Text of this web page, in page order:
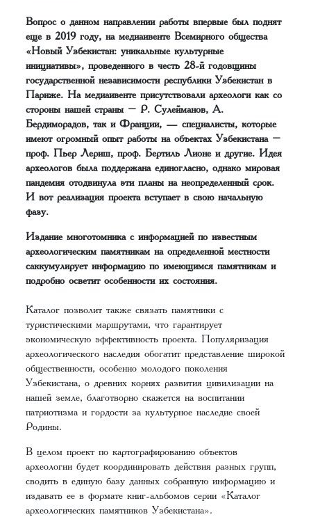
Вопрос о данном направлении работы впервые был поднят
еще в 2019 году, на медиаивенте Всемирного общества
«Новый Узбекистан: уникальные культурные
инициативы», проведенного в честь 28-й годовщины
государственной независимости республики Узбекистан в
Париже. На медиаивенте присутствовали археологи как со
стороны нашей страны – Р. Сулейманов, А.
Бердиморадов, так и Франции, — специалисты, которые
имеют огромный опыт работы на объектах Узбекистана –
проф. Пьер Лериш, проф. Бертиль Лионе и другие. Идея
археологов была поддержана единогласно, однако мировая
пандемия отодвинула эти планы на неопределенный срок.
И вот реализация проекта вступает в свою начальную
фазу.
Издание многотомника с информацией по известным
археологическим памятникам на определенной местности
саккумулирует информацию по имеющимся памятникам и
подробно осветит особенности их состояния.
Каталог позволит также связать памятники с
туристическими маршрутами, что гарантирует
экономическую эффективность проекта. Популяризация
археологического наследия обогатит представление широкой
общественности, особенно молодого поколения
Узбекистана, о древних корнях развития цивилизации на
нашей земле, благотворно скажется на воспитании
патриотизма и гордости за культурное наследие своей
Родины.
В целом проект по картографированию объектов
археологии будет координировать действия разных групп,
сводить в единую базу данных собранную информацию и
издавать ее в формате книг-альбомов серии «Каталог
археологических памятников Узбекистана».